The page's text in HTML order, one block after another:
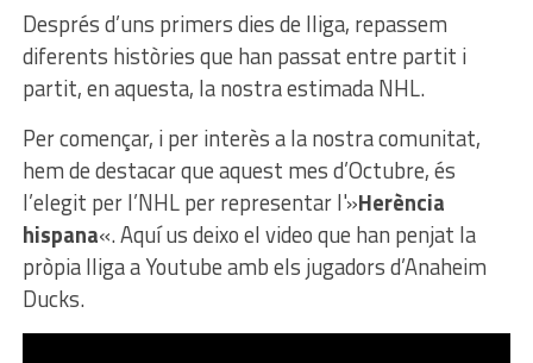
Després d’uns primers dies de lliga, repassem
diferents històries que han passat entre partit i
partit, en aquesta, la nostra estimada NHL.
Per començar, i per interès a la nostra comunitat,
hem de destacar que aquest mes d’Octubre, és
l’elegit per l’NHL per representar l'»Herència
hispana«. Aquí us deixo el video que han penjat la
pròpia lliga a Youtube amb els jugadors d’Anaheim
Ducks.